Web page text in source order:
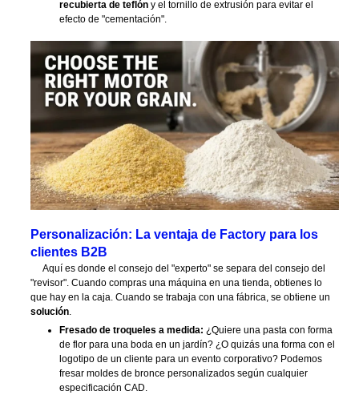
recubierta de teflóny el tornillo de extrusión para evitar el
efecto de "cementación".
Personalización: La ventaja de Factory para los
clientes B2B
Aquí es donde el consejo del "experto" se separa del consejo del
"revisor". Cuando compras una máquina en una tienda, obtienes lo
que hay en la caja. Cuando se trabaja con una fábrica, se obtiene un
solución.
Fresado de troqueles a medida: ¿Quiere una pasta con forma
de flor para una boda en un jardín? ¿O quizás una forma con el
logotipo de un cliente para un evento corporativo? Podemos
fresar moldes de bronce personalizados según cualquier
especificación CAD.